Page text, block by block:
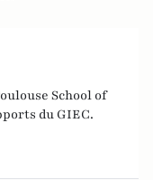
School of
du GIEC.